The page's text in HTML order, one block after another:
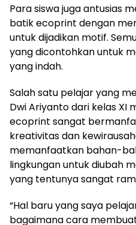
Para siswa juga antusias
batik ecoprint dengan
untuk dijadikan motif.
yang dicontohkan untuk
yang indah.
Salah satu pelajar yang
Dwi Ariyanto dari kelas XI
ecoprint sangat
kreativitas dan
memanfaatkan bahan-
lingkungan untuk diubah
yang tentunya sangat
“Hal baru yang saya
bagaimana cara